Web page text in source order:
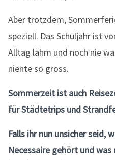
Aber trotzdem,
speziell. Das Schuljahr ist
Alltag lahm und noch nie
niente so gross.
Sommerzeit ist auch
für Städtetrips und
Falls ihr nun unsicher seid,
Necessaire gehört und